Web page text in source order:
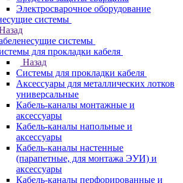
Электросварочное оборудование
системы
системы
для прокладки кабеля
Назад
Системы для прокладки кабеля
Аксессуары для металлических лотков
универсальные
Кабель-каналы монтажные и
аксессуары
Кабель-каналы напольные и
аксессуары
Кабель-каналы настенные
(парапетные, для монтажа ЭУИ) и
аксессуары
Кабель-каналы перфорированные и